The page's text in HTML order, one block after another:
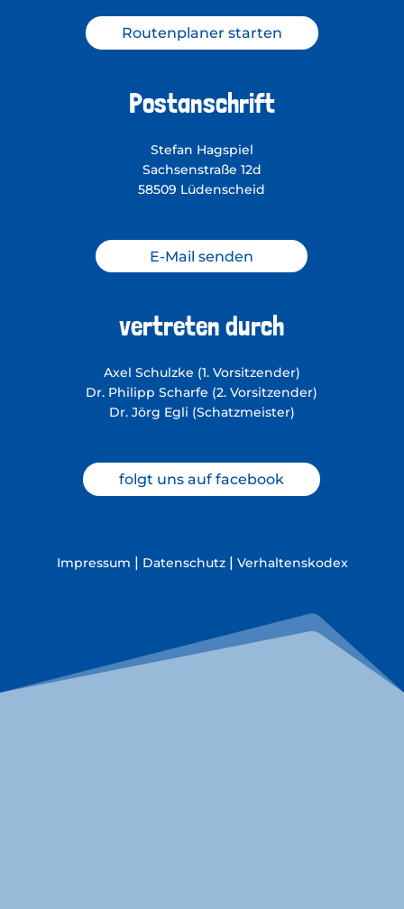
Routenplaner starten
Postanschrift
Stefan Hagspiel
Sachsenstraße 12d
58509 Lüdenscheid
E-Mail senden
vertreten durch
Axel Schulzke (1. Vorsitzender)
Dr. Philipp Scharfe (2. Vorsitzender)
Dr. Jörg Egli (Schatzmeister)
folgt uns auf facebook
Impressum | Datenschutz| Verhaltenskodex